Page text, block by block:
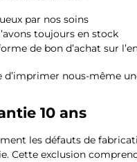
par nos soins
toujours en stock
de bon d’achat sur
d’imprimer nous-même
10 ans
les défauts de
Cette exclusion